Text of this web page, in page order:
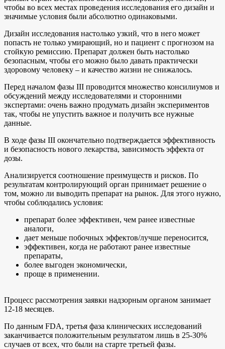
чтобы во всех местах проведения исследования его дизайн и
значимые условия были абсолютно одинаковыми.
Дизайн исследования настолько узкий, что в него может
попасть не только умирающий, но и пациент с прогнозом на
стойкую ремиссию. Препарат должен быть настолько
безопасным, чтобы его можно было давать практически
здоровому человеку – и качество жизни не снижалось.
Перед началом фазы III проводится множество консилиумов и
обсуждений между исследователями и сторонними
экспертами: очень важно продумать дизайн экспериментов
так, чтобы не упустить важное и получить все нужные
данные.
В ходе фазы III окончательно подтверждается эффективность
и безопасность нового лекарства, зависимость эффекта от
дозы.
Анализируется соотношение преимуществ и рисков. По
результатам контролирующий орган принимает решение о
том, можно ли выводить препарат на рынок. Для этого нужно,
чтобы соблюдались условия:
препарат более эффективен, чем ранее известные
аналоги,
дает меньше побочных эффектов/лучше переносится,
эффективен, когда не работают ранее известные
препараты,
более выгоден экономически,
проще в применении.
Процесс рассмотрения заявки надзорным органом занимает
12-18 месяцев.
По данным FDA, третья фаза клинических исследований
заканчивается положительным результатом лишь в 25-30%
случаев от всех, что были на старте третьей фазы.